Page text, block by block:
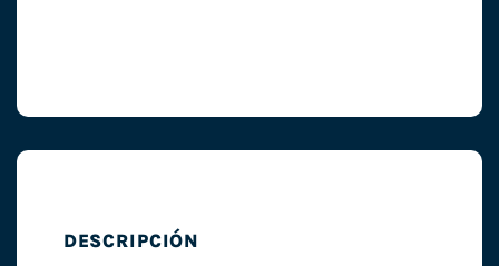
DESCRIPCIÓN